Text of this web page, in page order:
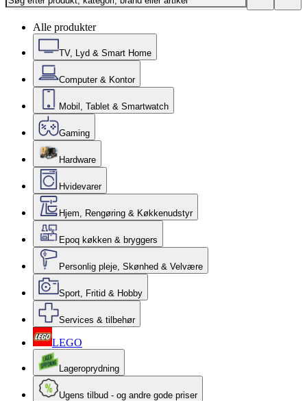
Alle produkter
TV, Lyd & Smart Home
Computer & Kontor
Mobil, Tablet & Smartwatch
Gaming
Hardware
Hvidevarer
Hjem, Rengøring & Køkkenudstyr
Epoq køkken & bryggers
Personlig pleje, Skønhed & Velvære
Sport, Fritid & Hobby
Services & tilbehør
LEGO
Lageroprydning
Ugens tilbud - og andre gode priser